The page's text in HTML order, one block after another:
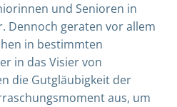
und Senioren in
Dennoch geraten vor allem
in bestimmten
in das Visier von
die Gutgläubigkeit der
aus, um